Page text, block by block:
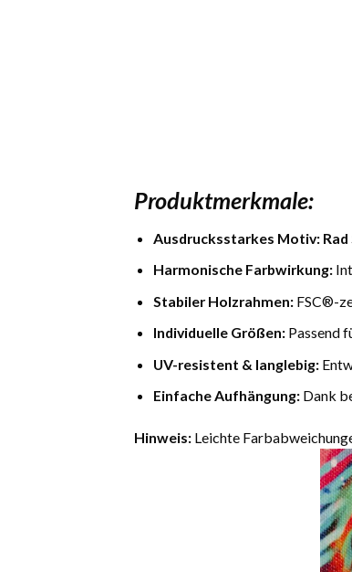
Produktmerkmale:
Ausdrucksstarkes Motiv:
Harmonische Farbwirkung:
Stabiler Holzrahmen:FSC®-
Individuelle Größen:Passend
UV-resistent & langlebig:
Einfache Aufhängung:Dank
Hinweis: Leichte